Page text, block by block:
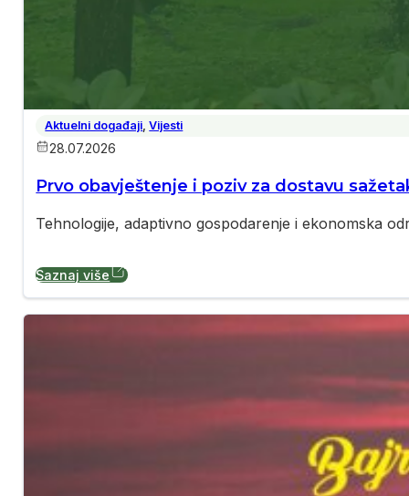
Aktuelni događaji,Vijesti
28.07.2026
Prvo obavještenje i poziv za dostavu
Tehnologije, adaptivno gospodarenje i ekonomska
Saznaj više